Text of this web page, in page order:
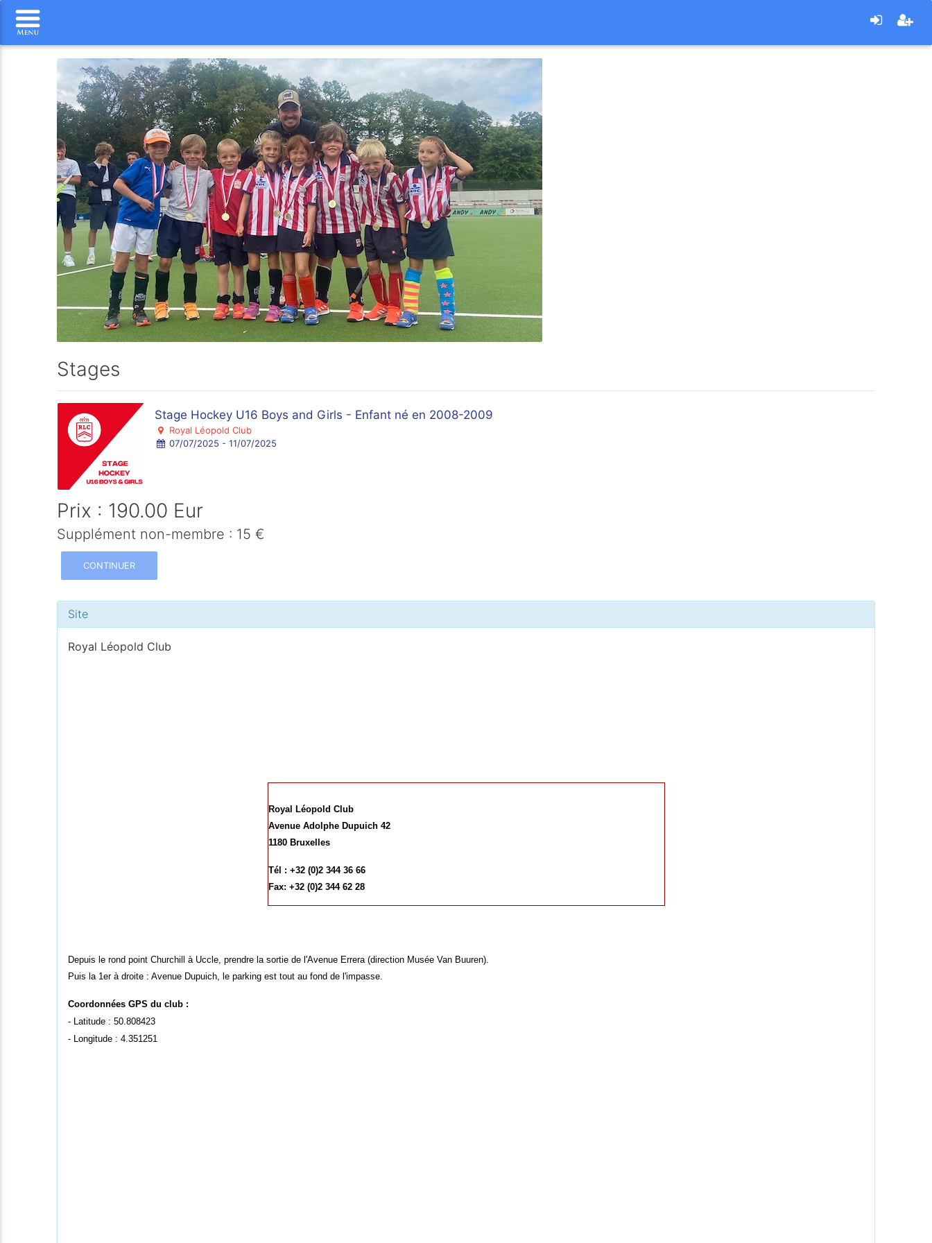
Stages
Stage Hockey U16 Boys and Girls - Enfant né en 2008-2009
Royal Léopold Club
07/07/2025 - 11/07/2025
Prix : 190.00 Eur
Supplément non-membre : 15 €
CONTINUER
Site
Royal Léopold Club
Royal Léopold Club
Avenue Adolphe Dupuich 42
1180 Bruxelles
Tél : +32 (0)2 344 36 66
Fax: +32 (0)2 344 62 28
Depuis le rond point Churchill à Uccle, prendre la sortie de l'Avenue Errera (direction Musée Van Buuren).
Puis la 1er à droite : Avenue Dupuich, le parking est tout au fond de l'impasse.
Coordonnées GPS du club :
- Latitude : 50.808423
- Longitude : 4.351251